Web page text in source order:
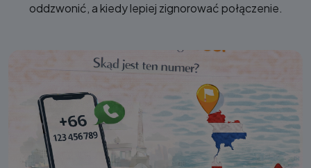
oddzwonić, a kiedy lepiej zignorować połączenie.